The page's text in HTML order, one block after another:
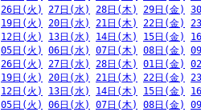
26日(火) 27日(水) 28日(木) 29日(金)
19日(火) 20日(水) 21日(木) 22日(金)
12日(火) 13日(水) 14日(木) 15日(金)
05日(火) 06日(水) 07日(木) 08日(金)
26日(火) 27日(水) 28日(木) 01日(金)
19日(火) 20日(水) 21日(木) 22日(金)
12日(火) 13日(水) 14日(木) 15日(金)
05日(火) 06日(水) 07日(木) 08日(金)